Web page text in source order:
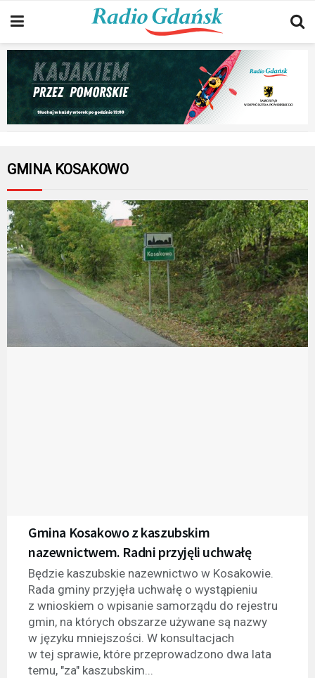
GMINA KOSAKOWO
Gmina Kosakowo z kaszubskim
nazewnictwem. Radni przyjęli uchwałę
Będzie kaszubskie nazewnictwo w Kosakowie.
Rada gminy przyjęła uchwałę o wystąpieniu
z wnioskiem o wpisanie samorządu do rejestru
gmin, na których obszarze używane są nazwy
w języku mniejszości. W konsultacjach
w tej sprawie, które przeprowadzono dwa lata
temu, "za" kaszubskim...